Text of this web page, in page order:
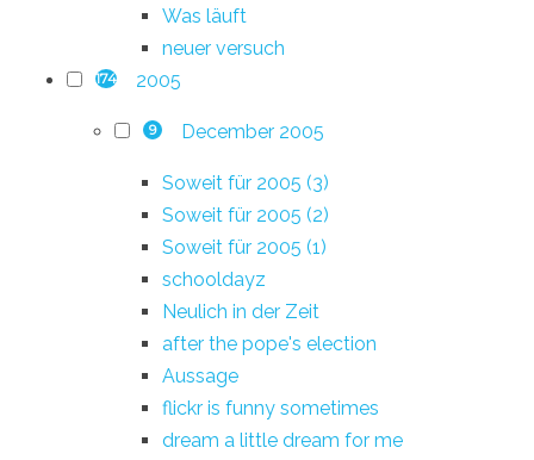
Was läuft
neuer versuch
174 2005
9 December 2005
Soweit für 2005 (3)
Soweit für 2005 (2)
Soweit für 2005 (1)
schooldayz
Neulich in der Zeit
after the pope's election
Aussage
flickr is funny sometimes
dream a little dream for me